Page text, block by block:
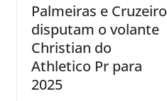
Palmeiras e Cruzeiro
disputam o volante
Christian do
Athletico Pr para
2025